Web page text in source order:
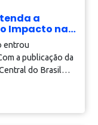
como
com
Para crescer